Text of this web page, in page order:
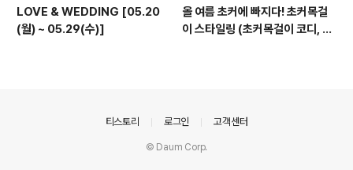
LOVE & WEDDING [05.20
(월) ~ 05.29(수)]
올 여름 초커에 빠지다! 초커목걸
이 스타일링 (초커목걸이 코디, 초
티스토리 로그인 고객센터
© Daum Corp.